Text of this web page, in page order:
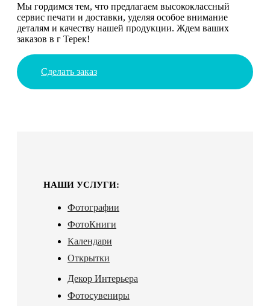
Мы гордимся тем, что предлагаем высококлассный
сервис печати и доставки, уделяя особое внимание
деталям и качеству нашей продукции. Ждем ваших
заказов в г Терек!
Сделать заказ
НАШИ УСЛУГИ:
Фотографии
ФотоКниги
Календари
Открытки
Декор Интерьера
Фотосувениры